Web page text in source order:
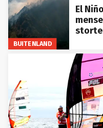
BUITENLAND
El